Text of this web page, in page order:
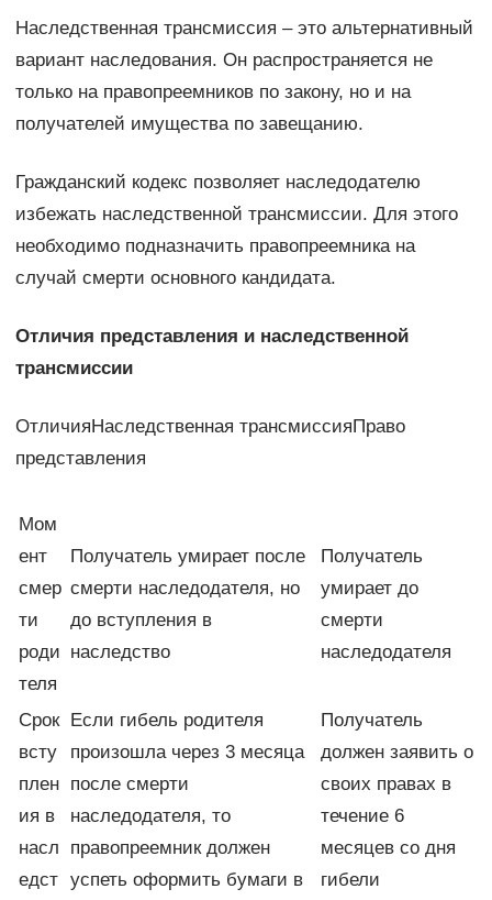
Наследственная трансмиссия – это альтернативный
вариант наследования. Он распространяется не
только на правопреемников по закону, но и на
получателей имущества по завещанию.
Гражданский кодекс позволяет наследодателю
избежать наследственной трансмиссии. Для этого
необходимо подназначить правопреемника на
случай смерти основного кандидата.
Отличия представления и наследственной
трансмиссии
ОтличияНаследственная трансмиссияПраво
представления
Мом
ент
смер
ти
роди
теля
Получатель умирает после
смерти наследодателя, но
до вступления в
наследство
Получатель
умирает до
смерти
наследодателя
Срок
всту
плен
ия в
насл
едст
Если гибель родителя
произошла через 3 месяца
после смерти
наследодателя, то
правопреемник должен
успеть оформить бумаги в
Получатель
должен заявить о
своих правах в
течение 6
месяцев со дня
гибели